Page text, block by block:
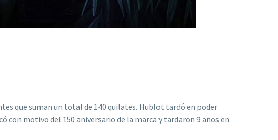
que suman un total de 140 quilates. Hublot tardó en poder
con motivo del 150 aniversario de la marca y tardaron 9 años en